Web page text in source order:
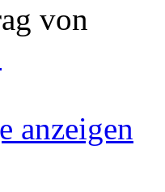
von
anzeigen